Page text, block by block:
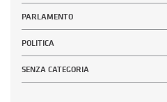
PARLAMENTO
POLITICA
SENZA CATEGORIA